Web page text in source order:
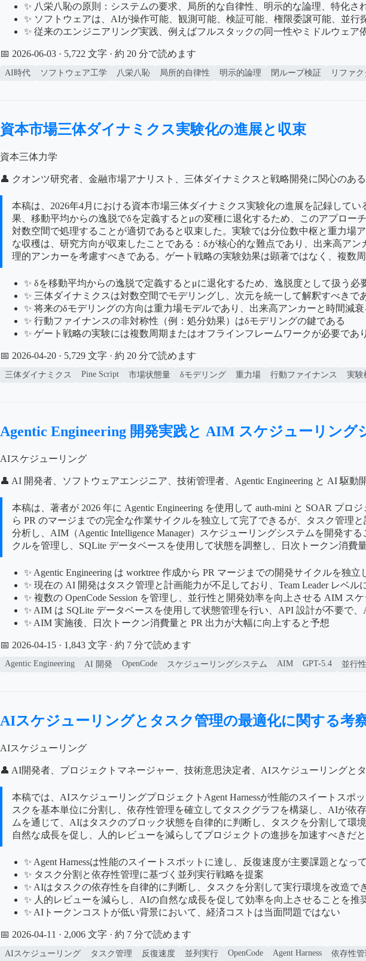
✨ 八栄八恥の原則：システムの要求、局所的な自律性、明示的な論理、特化
✨ ソフトウェアは、AIが操作可能、観測可能、検証可能、権限委譲可能、並
✨ 従来のエンジニアリング実践、例えばフルスタックの同一性やミドルウェ
📅 2026-06-03 · 5,722 文字 · 約 20 分で読めます
AI時代 ソフトウェア工学 八栄八恥 局所的自律性 明示的論理 閉ループ検証 リファ
資本市場三体ダイナミクス実験化の進展と収束
資本三体力学
👤 クオンツ研究者、金融市場アナリスト、三体ダイナミクスと戦略開発に関心のあ
本稿は、2026年4月における資本市場三体ダイナミクス実験化の進展を記録して
果、移動平均からの逸脱でδを定義するとμの変種に退化するため、このアプロー
対数空間で処理することが適切であると収束した。実験では分位数中枢と重力
な収穫は、研究方向が収束したことである：δが核心的な難点であり、出来高ア
理的アンカーを考慮すべきである。ゲート戦略の実験効果は顕著ではなく、複数
✨ δを移動平均からの逸脱で定義するとμに退化するため、逸脱度として扱う必
✨ 三体ダイナミクスは対数空間でモデリングし、次元を統一して解釈すべきで
✨ 将来のδモデリングの方向は重力場モデルであり、出来高アンカーと時間減
✨ 行動ファイナンスの非対称性（例：処分効果）はδモデリングの鍵である
✨ ゲート戦略の実験には複数周期またはオフラインフレームワークが必要であ
📅 2026-04-20 · 5,729 文字 · 約 20 分で読めます
三体ダイナミクス Pine Script 市場状態量 δモデリング 重力場 行動ファイナンス 実験
Agentic Engineering 開発実践と AIM スケジューリング
AIスケジューリング
👤 AI 開発者、ソフトウェアエンジニア、技術管理者、Agentic Engineering と AI 駆動
本稿は、著者が 2026 年に Agentic Engineering を使用して auth-mini と SOAR プ
ら PR のマージまでの完全な作業サイクルを独立して完了できるが、タスク管理
分析し、AIM（Agentic Intelligence Manager）スケジューリングシステムを開発す
クルを管理し、SQLite データベースを使用して状態を調整し、日次トークン消費
✨ Agentic Engineering は worktree 作成から PR マージまでの開発サイクルを独
✨ 現在の AI 開発はタスク管理と計画能力が不足しており、Team Leader レベル
✨ 複数の OpenCode Session を管理し、並行性と開発効率を向上させる AIM ス
✨ AIM は SQLite データベースを使用して状態管理を行い、API 設計が不要で
✨ AIM 実施後、日次トークン消費量と PR 出力が大幅に向上すると予想
📅 2026-04-15 · 1,843 文字 · 約 7 分で読めます
Agentic Engineering AI 開発 OpenCode スケジューリングシステム AIM GPT-5.4 並行性
AIスケジューリングとタスク管理の最適化に関する考
AIスケジューリング
👤 AI開発者、プロジェクトマネージャー、技術意思決定者、AIスケジューリングと
本稿では、AIスケジューリングプロジェクトAgent Harnessが性能のスイートス
スクを基本単位に分割し、依存性管理を確立してタスクグラフを構築し、AIが依
ムを通じて、AIはタスクのブロック状態を自律的に判断し、タスクを分割して
自然な成長を促し、人的レビューを減らしてプロジェクトの進捗を加速すべきだと
✨ Agent Harnessは性能のスイートスポットに達し、反復速度が主要課題となっ
✨ タスク分割と依存性管理に基づく並列実行戦略を提案
✨ AIはタスクの依存性を自律的に判断し、タスクを分割して実行環境を改造で
✨ 人的レビューを減らし、AIの自然な成長を促して効率を向上させることを推
✨ AIトークンコストが低い背景において、経済コストは当面問題ではない
📅 2026-04-11 · 2,006 文字 · 約 7 分で読めます
AIスケジューリング タスク管理 反復速度 並列実行 OpenCode Agent Harness 依存性管